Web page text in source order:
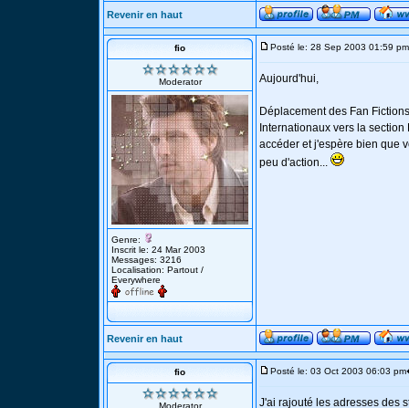
Revenir en haut
fio
Moderator
Genre:
Inscrit le: 24 Mar 2003
Messages: 3216
Localisation: Partout /
Everywhere
Posté le: 28 Sep 2003 01:59 pm
Aujourd'hui,
Déplacement des Fan
Internationaux vers la
accéder et j'espère bien que
peu d'action...
Revenir en haut
fio
Moderator
Posté le: 03 Oct 2003 06:03 pm
J'ai rajouté les adresses des